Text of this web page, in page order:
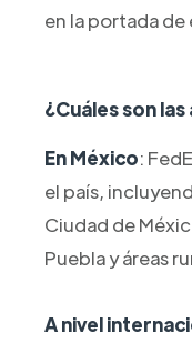
en la portada de
¿Cuáles son
En México:
el país,
Ciudad de
Puebla y áreas
A nivel